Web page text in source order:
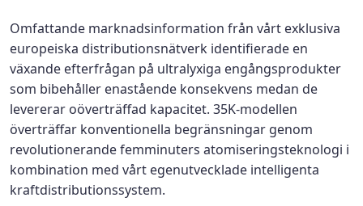
Omfattande marknadsinformation från vårt exklusiva
europeiska distributionsnätverk identifierade en
växande efterfrågan på ultralyxiga engångsprodukter
som bibehåller enastående konsekvens medan de
levererar oöverträffad kapacitet. 35K-modellen
överträffar konventionella begränsningar genom
revolutionerande femminuters atomiseringsteknologi i
kombination med vårt egenutvecklade intelligenta
kraftdistributionssystem.